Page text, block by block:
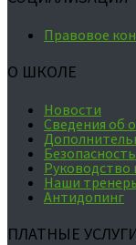
Правовое
О ШКОЛЕ
Новости
Сведения об
Наши
Антидопинг
ПЛАТНЫЕ